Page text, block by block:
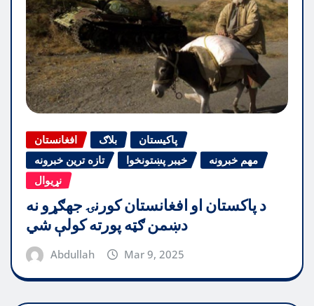
افغانستان بلاګ
پاکیستان
تازه ترین خبرونه
خیبر پښتونخوا
مهم خبرونه
نړیوال
د پاکستان او افغانستان کورنۍ جهګړو نه
دښمن ګټه پورته کولې شي
Abdullah Mar 9, 2025